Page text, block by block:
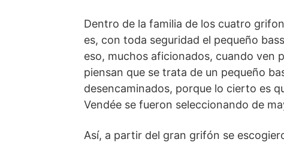
Dentro de la familia de los cuatro
es, con toda seguridad el pequeño
eso, muchos aficionados, cuando ven
piensan que se trata de un pequeño
desencaminados, porque lo cierto es
Vendée se fueron seleccionando de
Así, a partir del gran gri­fón se